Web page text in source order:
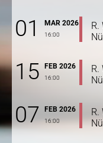
01 MAR 2026
16:00
R.
15 FEB 2026
16:00
R.
07 FEB 2026
16:00
R.